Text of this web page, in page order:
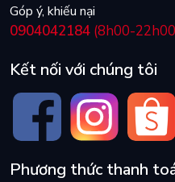
Góp ý, khiếu nại
0904042184 (8h00-
Kết nối với chúng tôi
Phương thức thanh